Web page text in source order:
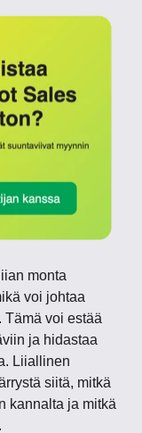
monta
voi johtaa
Tämä voi estää
ja hidastaa
Liiallinen
siitä, mitkä
kannalta ja mitkä